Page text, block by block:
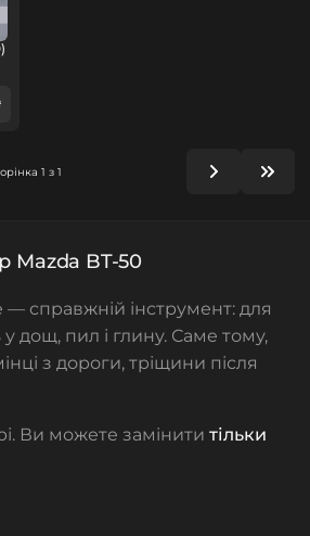
1 з 1
Mazda BT-50
— справжній інструмент: для
у дощ, пил і глину. Саме тому,
з дороги, тріщини після
Ви можете замінити тільки